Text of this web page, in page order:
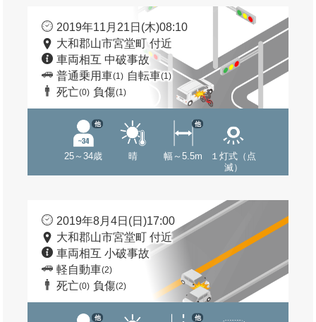
2019年11月21日(木)08:10
大和郡山市宮堂町 付近
車両相互 中破事故
普通乗用車(1) 自転車(1)
死亡(0) 負傷(1)
25～34歳
他
晴 幅～5.5m
他
１灯式（点
滅）
2019年8月4日(日)17:00
大和郡山市宮堂町 付近
車両相互 小破事故
軽自動車(2)
死亡(0) 負傷(2)
他 他